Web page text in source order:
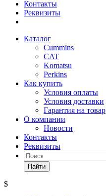
Контакты
Реквизиты
Каталог
Cummins
CAT
Komatsu
Perkins
Как купить
Условия оплаты
Условия доставки
Гарантия на товар
О компании
Новости
Контакты
Реквизиты
Найти
$